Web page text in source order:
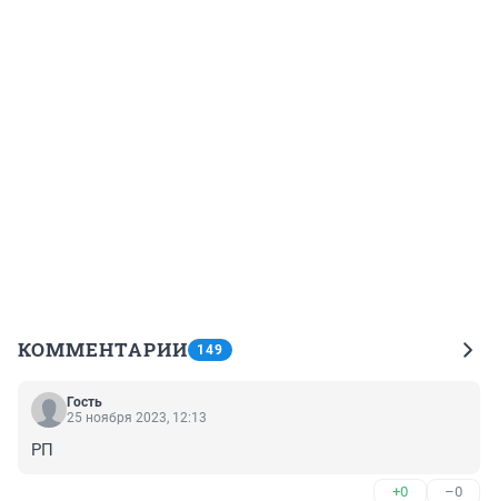
КОММЕНТАРИИ 149
Гость
25 ноября 2023, 12:13
РП
+0 –0